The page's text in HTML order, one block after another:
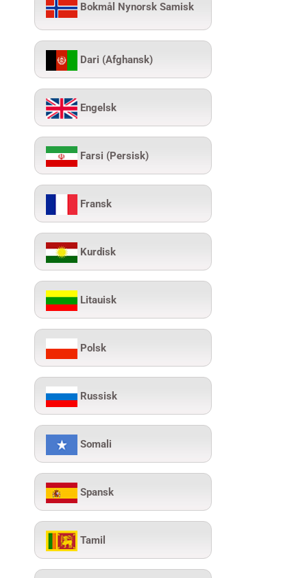
Bokmål Nynorsk Samisk
Dari (Afghansk)
Engelsk
Farsi (Persisk)
Fransk
Kurdisk
Litauisk
Polsk
Russisk
Somali
Spansk
Tamil